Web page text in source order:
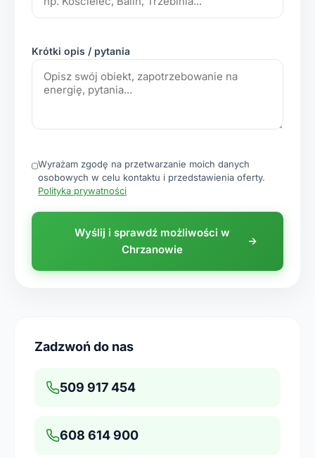
Krótki opis / pytania
Wyrażam zgodę na przetwarzanie moich danych
osobowych w celu kontaktu i przedstawienia oferty.
Polityka prywatności
Wyślij i sprawdź możliwości w
Chrzanowie
Zadzwoń do nas
509 917 454
608 614 900